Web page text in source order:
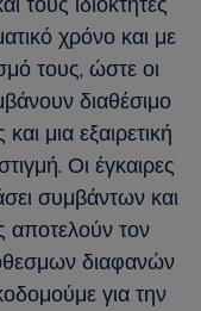
χρόνο και με
τους, ώστε οι
διαθέσιμο
μια εξαιρετική
Οι έγκαιρες
συμβάντων και
αποτελούν τον
διαφανών
για την